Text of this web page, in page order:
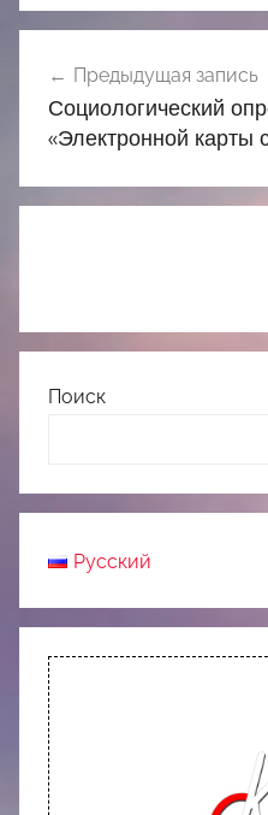
по
записям
Предыдущая запись
Социологический
«Электронной карты
Поиск
Русский